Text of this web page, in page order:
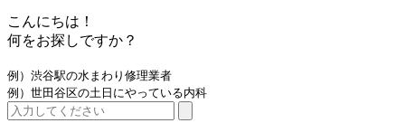
こんにちは！
何をお探しですか？
例）渋谷駅の水まわり修理業者
例）世田谷区の土日にやっている内科